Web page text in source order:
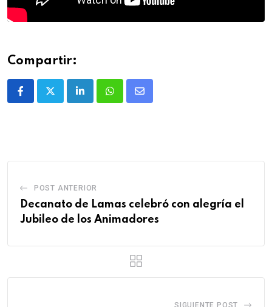
Compartir:
POST ANTERIOR
Decanato de Lamas celebró con alegría el
Jubileo de los Animadores
SIGUIENTE POST